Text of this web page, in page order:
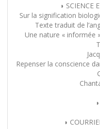
◗ SCIENCE
Sur la signification
Texte traduit de
Une nature « informée
Repenser la conscience
◗